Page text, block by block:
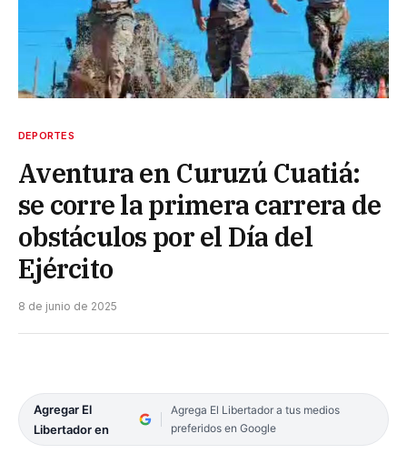
DEPORTES
Aventura en Curuzú Cuatiá:
se corre la primera carrera de
obstáculos por el Día del
Ejército
8 de junio de 2025
Agregar El
Libertador en
Agrega El Libertador a tus medios
preferidos en Google